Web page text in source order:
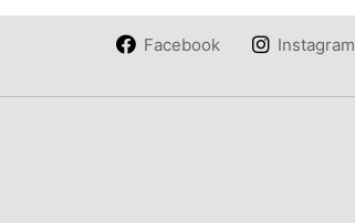
Facebook Instagram